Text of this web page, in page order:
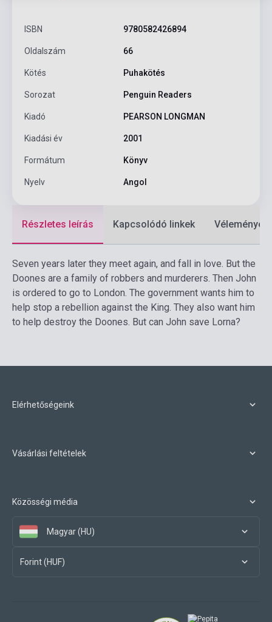
ISBN 9780582426894
Oldalszám 66
Kötés Puhakötés
Sorozat Penguin Readers
Kiadó PEARSON LONGMAN
Kiadási év 2001
Formátum Könyv
Nyelv Angol
Részletes leírás Kapcsolódó linkek Vélemények
Seven years later they meet again, and fall in love. But the
Doones are a family of robbers and murderers. Then John
is ordered to go to London. The government wants him to
help stop a rebellion against the King. They also want him
to help destroy the Doones. But can John save Lorna?
Elérhetőségeink
Vásárlási feltételek
Közösségi média
Magyar (HU)
Forint (HUF)